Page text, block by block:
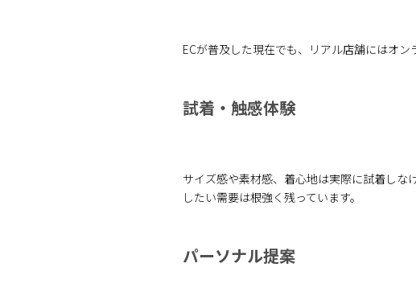
ECが普及した現在でも、リアル店舗にはオン
試着・触感体験
サイズ感や素材感、着心地は実際に試着し
したい需要は根強く残っています。
パーソナル提案